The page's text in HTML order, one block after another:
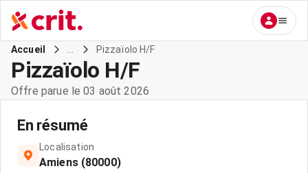
Accueil Pizzaïolo H/F
Pizzaïolo H/F
Offre parue le 03 août 2026
En résumé
Localisation
Amiens (80000)